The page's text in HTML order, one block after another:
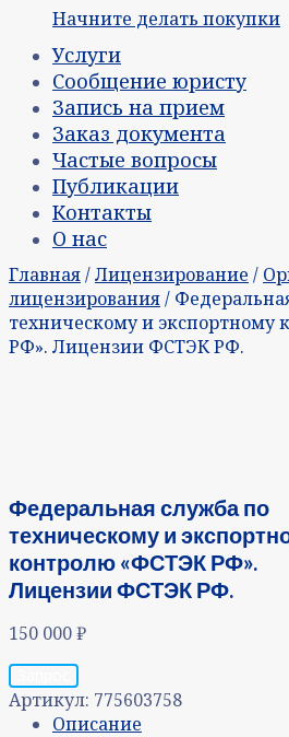
Начните делать покупки
Услуги
Сообщение юристу
Запись на прием
Заказ документа
Частые вопросы
Публикации
Контакты
О нас
Главная/Лицензирование /
лицензирования/
техническому и экспортному
РФ». Лицензии ФСТЭК РФ.
Федеральная служба по
техническому и
контролю «ФСТЭК РФ».
Лицензии ФСТЭК РФ.
150 000₽
Артикул: 775603758
Описание